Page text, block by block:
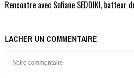
Rencontre avec Sofiane SEDDIKI, batteur
LACHER UN COMMENTAIRE